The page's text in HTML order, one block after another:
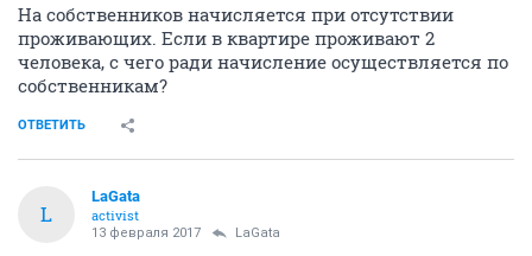
На собственников начисляется при отсутствии
проживающих. Если в квартире проживают 2
человека, с чего ради начисление осуществляется по
собственникам?
ОТВЕТИТЬ
L
LaGata
activist
13 февраля 2017 LaGata